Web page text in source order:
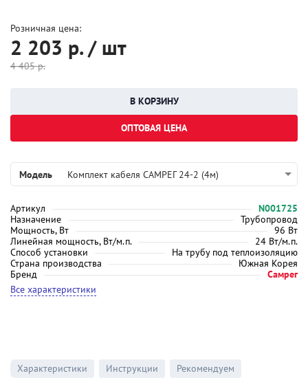
Модель Комплект кабеля САМРЕГ 24-2 (4м)
Артикул
N001725
Назначение
Трубопровод
Мощность, Вт
96 Вт
Линейная мощность, Вт/м.п.
24 Вт/м.п.
Способ установки
На трубу под теплоизоляцию
Страна производства
Южная Корея
Бренд
Самрег
Все характеристики
Розничная цена:
2 203 р. / шт
4 405р.
ОПТОВАЯ ЦЕНА
Характеристики Инструкции Рекомендуем